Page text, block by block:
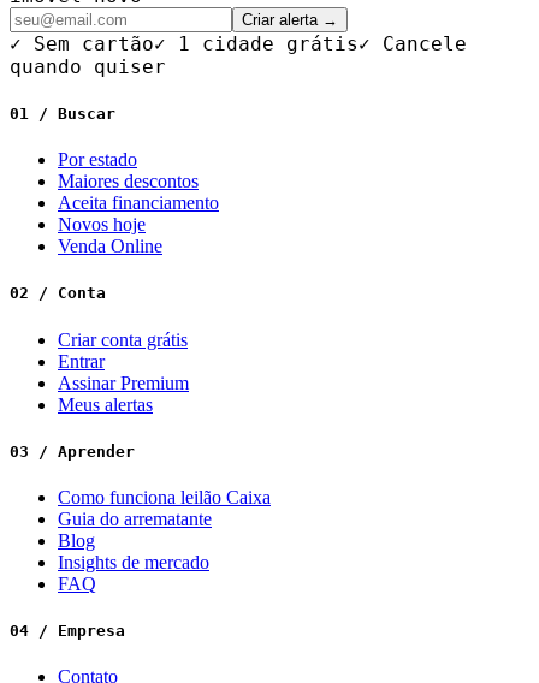
Criar alerta →
✓ Sem cartão✓ 1 cidade grátis✓ Cancele
quando quiser
01 / Buscar
Por estado
Maiores descontos
Aceita financiamento
Novos hoje
Venda Online
02 / Conta
Criar conta grátis
Entrar
Assinar Premium
Meus alertas
03 / Aprender
Como funciona leilão Caixa
Guia do arrematante
Blog
Insights de mercado
FAQ
04 / Empresa
Contato